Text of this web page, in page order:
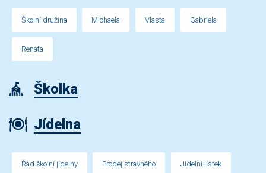
Školní družina Michaela Vlasta Gabriela
Renata
Školka
Jídelna
Řád školní jídelny Prodej stravného Jídelní lístek